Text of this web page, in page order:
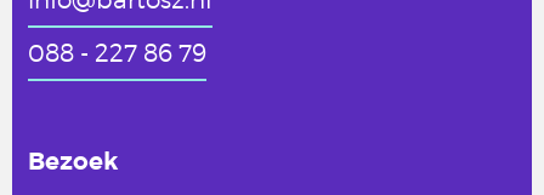
088 - 227 86 79
Bezoek